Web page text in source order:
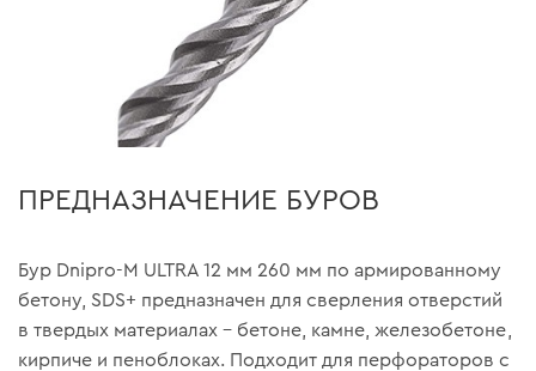
ПРЕДНАЗНАЧЕНИЕ БУРОВ
Бур Dnipro-M ULTRA 12 мм 260 мм по армированному
бетону, SDS+ предназначен для сверления отверстий
в твердых материалах – бетоне, камне, железобетоне,
кирпиче и пеноблоках. Подходит для перфораторов с